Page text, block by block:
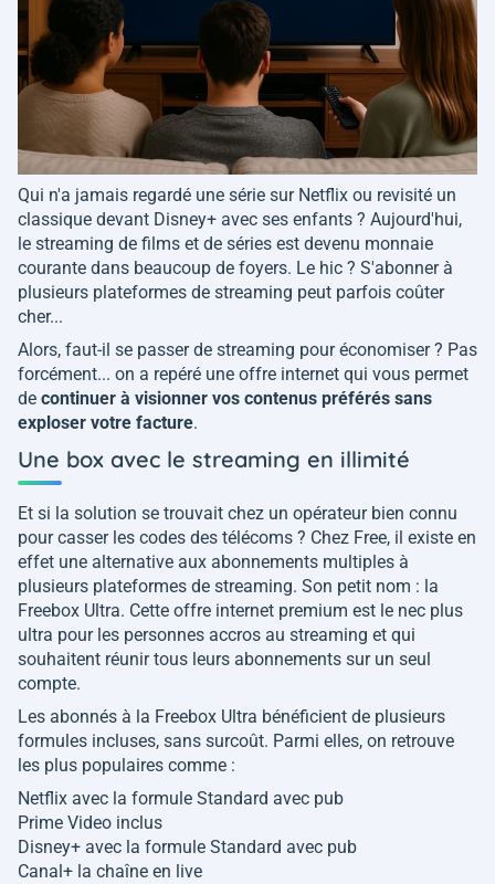
Qui n'a jamais regardé une série sur Netflix ou revisité un
classique devant Disney+ avec ses enfants ? Aujourd'hui,
le streaming de films et de séries est devenu monnaie
courante dans beaucoup de foyers. Le hic ? S'abonner à
plusieurs plateformes de streaming peut parfois coûter
cher...
Alors, faut-il se passer de streaming pour économiser ? Pas
forcément... on a repéré une offre internet qui vous permet
de continuer à visionner vos contenus préférés sans
exploser votre facture.
Une box avec le streaming en illimité
Et si la solution se trouvait chez un opérateur bien connu
pour casser les codes des télécoms ? Chez Free, il existe en
effet une alternative aux abonnements multiples à
plusieurs plateformes de streaming. Son petit nom : la
Freebox Ultra. Cette offre internet premium est le nec plus
ultra pour les personnes accros au streaming et qui
souhaitent réunir tous leurs abonnements sur un seul
compte.
Les abonnés à la Freebox Ultra bénéficient de plusieurs
formules incluses, sans surcoût. Parmi elles, on retrouve
les plus populaires comme :
Netflix avec la formule Standard avec pub
Prime Video inclus
Disney+ avec la formule Standard avec pub
Canal+ la chaîne en live